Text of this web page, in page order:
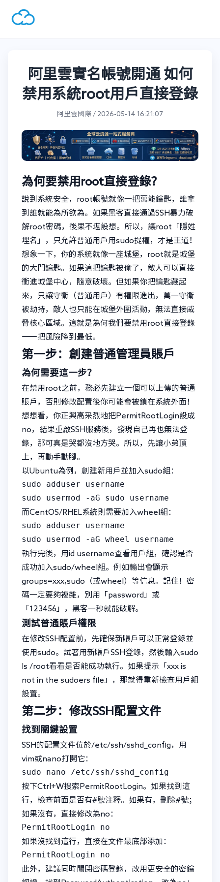
阿里雲實名帳號開通 如何
禁用系統root用戶直接登錄
阿里雲國際 / 2026-05-14 16:21:07
為何要禁用root直接登錄？
說到系統安全，root帳號就像一把萬能鑰匙，誰拿
到誰就能為所欲為。如果黑客直接通過SSH暴力破
解root密碼，後果不堪設想。所以，讓root「隱姓
埋名」，只允許普通用戶用sudo提權，才是王道！
想象一下，你的系統就像一座城堡，root就是城堡
的大門鑰匙。如果這把鑰匙被偷了，敵人可以直接
衝進城堡中心，隨意破壞。但如果你把鑰匙藏起
來，只讓守衛（普通用戶）有權限進出，萬一守衛
被劫持，敵人也只能在城堡外圍活動，無法直接威
脅核心區域。這就是為何我們要禁用root直接登錄
——把風險降到最低。
第一步：創建普通管理員賬戶
為何需要這一步？
在禁用root之前，務必先建立一個可以上傳的普通
賬戶，否則修改配置後你可能會被鎖在系統外面！
想想看，你正興高采烈地把PermitRootLogin設成
no，結果重啟SSH服務後，發現自己再也無法登
錄，那可真是哭都沒地方哭。所以，先讓小弟頂
上，再動手動腳。
以Ubuntu為例，創建新用戶並加入sudo組：
sudo adduser username
sudo usermod -aG sudo username
而CentOS/RHEL系統則需要加入wheel組：
sudo adduser username
sudo usermod -aG wheel username
執行完後，用id username查看用戶組，確認是否
成功加入sudo/wheel組。例如輸出會顯示
groups=xxx,sudo（或wheel）等信息。記住！密
碼一定要夠複雜，別用「password」或
「123456」，黑客一秒就能破解。
測試普通賬戶權限
在修改SSH配置前，先確保新賬戶可以正常登錄並
使用sudo。試著用新賬戶SSH登錄，然後輸入sudo
ls /root看看是否能成功執行。如果提示「xxx is
not in the sudoers file」，那就得重新檢查用戶組
設置。
第二步：修改SSH配置文件
找到關鍵設置
SSH的配置文件位於/etc/ssh/sshd_config，用
vim或nano打開它：
sudo nano /etc/ssh/sshd_config
按下Ctrl+W搜索PermitRootLogin。如果找到這
行，檢查前面是否有#號注釋。如果有，刪除#號；
如果沒有，直接修改為no：
PermitRootLogin no
如果沒找到這行，直接在文件最底部添加：
PermitRootLogin no
此外，建議同時關閉密碼登錄，改用更安全的密鑰